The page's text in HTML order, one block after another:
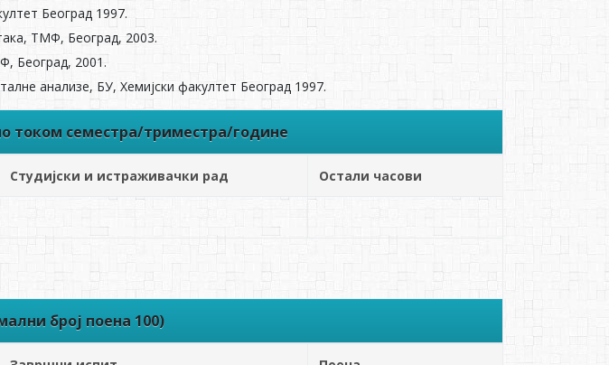
Београд 1997.
TMФ, Београд, 2003.
Београд, 2001.
анализе, БУ, Хемијски факултет Београд 1997.
током семестра/триместра/године
Студијски и истраживачки рад Остали часови
број поена 100)